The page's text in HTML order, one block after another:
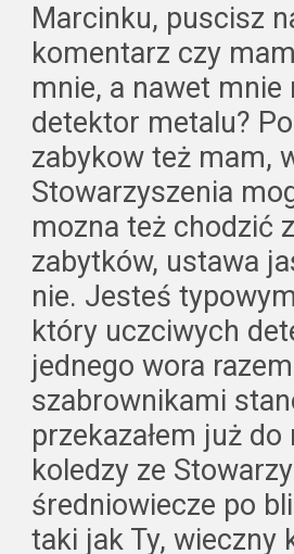
Marcinku, puscisz
komentarz czy
mnie, a nawet
detektor metalu?
zabykow też mam,
Stowarzyszenia
mozna też chodzić
zabytków, ustawa
nie. Jesteś
który uczciwych
jednego wora
szabrownikami
przekazałem już
koledzy ze
średniowiecze po
taki jak Ty, wieczny